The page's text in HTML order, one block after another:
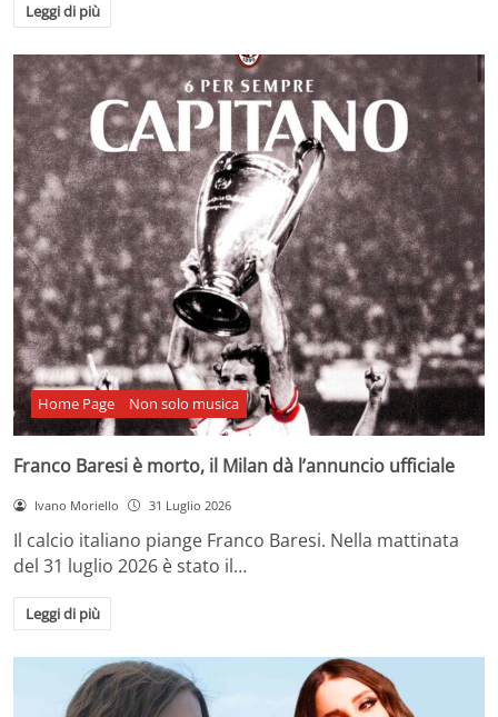
Leggi di più
Home Page Non solo musica
Franco Baresi è morto, il Milan dà l’annuncio ufficiale
Ivano Moriello 31 Luglio 2026
Il calcio italiano piange Franco Baresi. Nella mattinata
del 31 luglio 2026 è stato il…
Leggi di più